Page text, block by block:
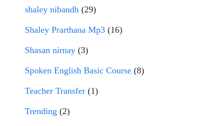
shaley nibandh (29)
Shaley Prarthana Mp3 (16)
Shasan nirnay (3)
Spoken English Basic Course (8)
Teacher Transfer (1)
Trending (2)